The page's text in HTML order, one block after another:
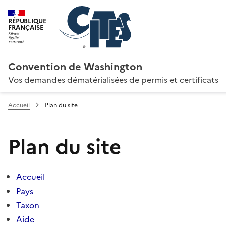
RÉPUBLIQUE
FRANÇAISE
Convention de Washington
Vos demandes dématérialisées de permis et certificats
Accueil Plan du site
Plan du site
Accueil
Pays
Taxon
Aide